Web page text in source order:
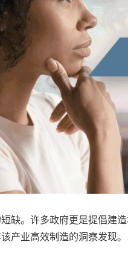
。许多政府更是提倡建
产业高效制造的洞察发现。